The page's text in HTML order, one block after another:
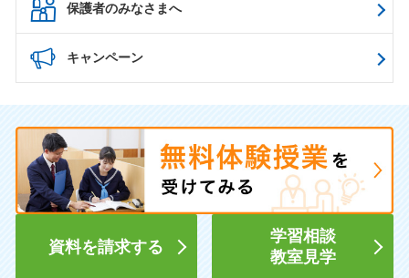
保護者のみなさまへ
キャンペーン
資料を請求する
学習相談
教室見学